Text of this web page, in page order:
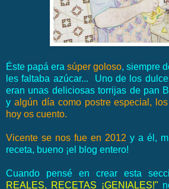
Éste papá era súper goloso, siempre
les faltaba azúcar... Uno de los
eran unas deliciosas torrijas de pan
y algún día como postre especial,
hoy os cuento.
Vicente se nos fue en 2012 y a él,
receta, bueno ¡el blog entero!
Cuando pensé en crear esta
REALES, RECETAS ¡GENIALES!"